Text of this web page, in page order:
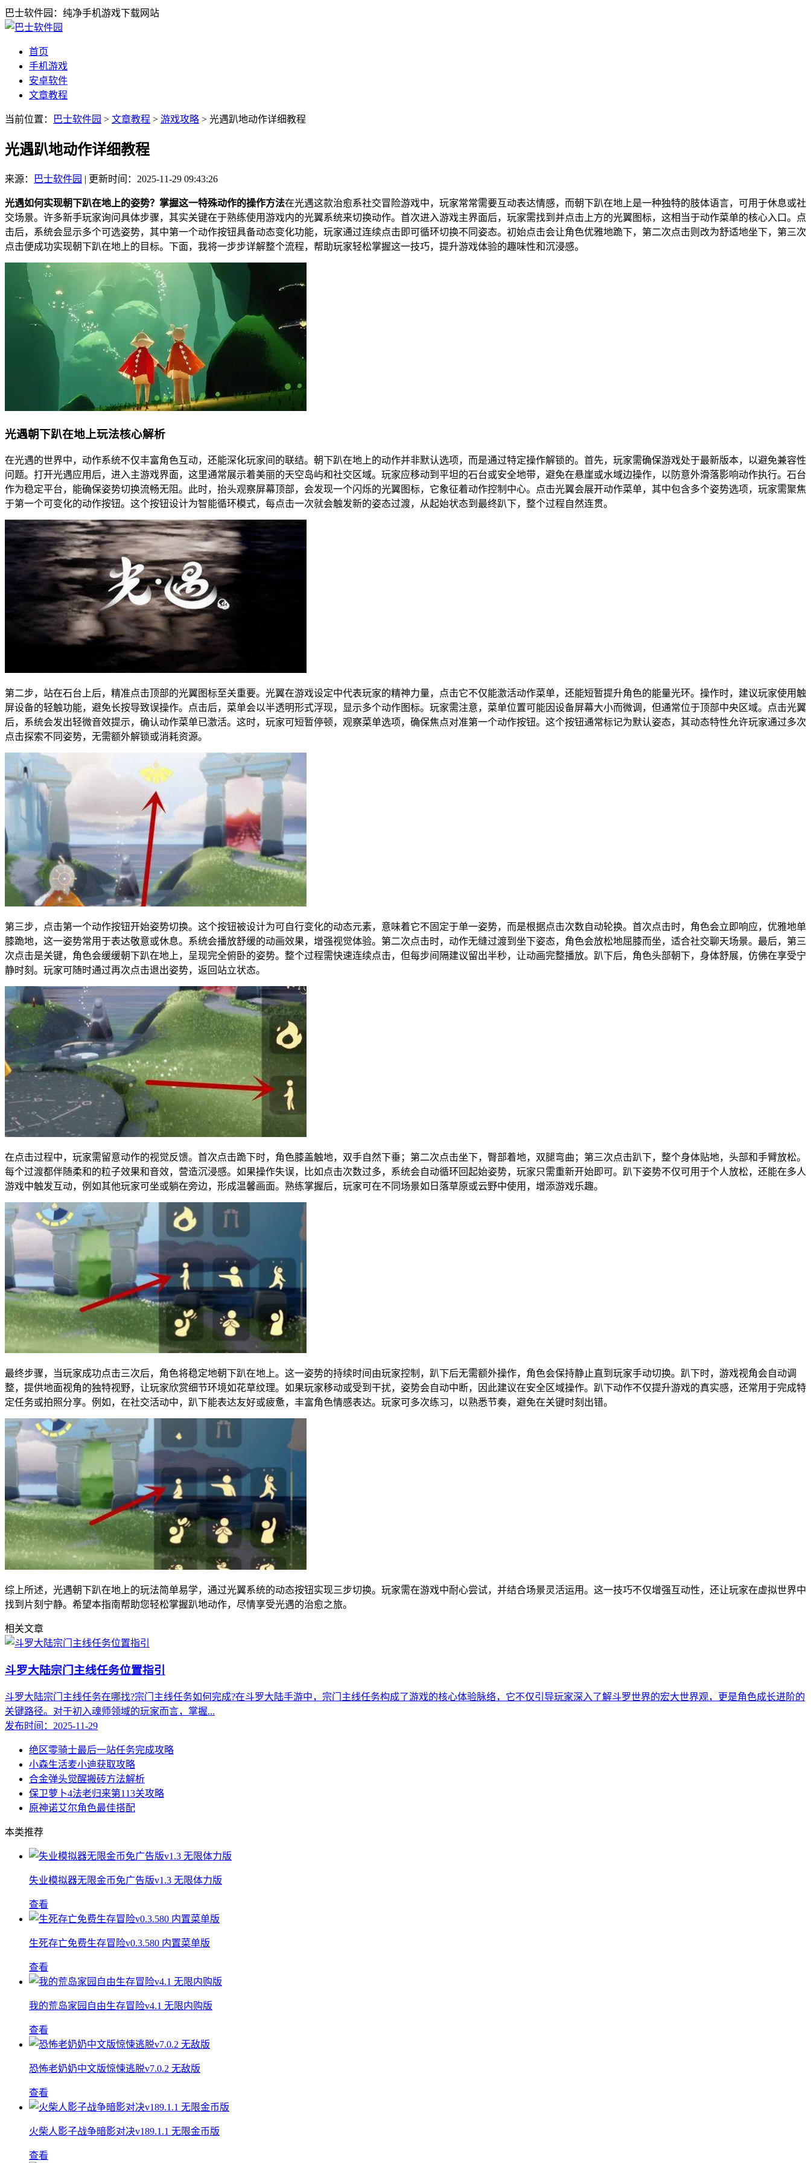
巴士软件园：纯净手机游戏下载网站
首页
手机游戏
安卓软件
文章教程
当前位置： 巴士软件园 > 文章教程 > 游戏攻略 > 光遇趴地动作详细教程
光遇趴地动作详细教程
来源： 巴士软件园 | 更新时间：2025-11-29 09:43:26
光遇如何实现朝下趴在地上的姿势？掌握这一特殊动作的操作方法在光遇这款治愈系社交冒险游戏中，玩家常常需要互动表达情感，而朝下趴在地上是一种独特的肢体语言，可用于休息或社
交场景。许多新手玩家询问具体步骤，其实关键在于熟练使用游戏内的光翼系统来切换动作。首次进入游戏主界面后，玩家需找到并点击上方的光翼图标，这相当于动作菜单的核心入口。点
击后，系统会显示多个可选姿势，其中第一个动作按钮具备动态变化功能，玩家通过连续点击即可循环切换不同姿态。初始点击会让角色优雅地跪下，第二次点击则改为舒适地坐下，第三次
点击便成功实现朝下趴在地上的目标。下面，我将一步步详解整个流程，帮助玩家轻松掌握这一技巧，提升游戏体验的趣味性和沉浸感。
光遇朝下趴在地上玩法核心解析
在光遇的世界中，动作系统不仅丰富角色互动，还能深化玩家间的联结。朝下趴在地上的动作并非默认选项，而是通过特定操作解锁的。首先，玩家需确保游戏处于最新版本，以避免兼容性
问题。打开光遇应用后，进入主游戏界面，这里通常展示着美丽的天空岛屿和社交区域。玩家应移动到平坦的石台或安全地带，避免在悬崖或水域边操作，以防意外滑落影响动作执行。石台
作为稳定平台，能确保姿势切换流畅无阻。此时，抬头观察屏幕顶部，会发现一个闪烁的光翼图标，它象征着动作控制中心。点击光翼会展开动作菜单，其中包含多个姿势选项，玩家需聚焦
于第一个可变化的动作按钮。这个按钮设计为智能循环模式，每点击一次就会触发新的姿态过渡，从起始状态到最终趴下，整个过程自然连贯。
第二步，站在石台上后，精准点击顶部的光翼图标至关重要。光翼在游戏设定中代表玩家的精神力量，点击它不仅能激活动作菜单，还能短暂提升角色的能量光环。操作时，建议玩家使用触
屏设备的轻触功能，避免长按导致误操作。点击后，菜单会以半透明形式浮现，显示多个动作图标。玩家需注意，菜单位置可能因设备屏幕大小而微调，但通常位于顶部中央区域。点击光翼
后，系统会发出轻微音效提示，确认动作菜单已激活。这时，玩家可短暂停顿，观察菜单选项，确保焦点对准第一个动作按钮。这个按钮通常标记为默认姿态，其动态特性允许玩家通过多次
点击探索不同姿势，无需额外解锁或消耗资源。
第三步，点击第一个动作按钮开始姿势切换。这个按钮被设计为可自行变化的动态元素，意味着它不固定于单一姿势，而是根据点击次数自动轮换。首次点击时，角色会立即响应，优雅地单
膝跪地，这一姿势常用于表达敬意或休息。系统会播放舒缓的动画效果，增强视觉体验。第二次点击时，动作无缝过渡到坐下姿态，角色会放松地屈膝而坐，适合社交聊天场景。最后，第三
次点击是关键，角色会缓缓朝下趴在地上，呈现完全俯卧的姿势。整个过程需快速连续点击，但每步间隔建议留出半秒，让动画完整播放。趴下后，角色头部朝下，身体舒展，仿佛在享受宁
静时刻。玩家可随时通过再次点击退出姿势，返回站立状态。
在点击过程中，玩家需留意动作的视觉反馈。首次点击跪下时，角色膝盖触地，双手自然下垂；第二次点击坐下，臀部着地，双腿弯曲；第三次点击趴下，整个身体贴地，头部和手臂放松。
每个过渡都伴随柔和的粒子效果和音效，营造沉浸感。如果操作失误，比如点击次数过多，系统会自动循环回起始姿势，玩家只需重新开始即可。趴下姿势不仅可用于个人放松，还能在多人
游戏中触发互动，例如其他玩家可坐或躺在旁边，形成温馨画面。熟练掌握后，玩家可在不同场景如日落草原或云野中使用，增添游戏乐趣。
最终步骤，当玩家成功点击三次后，角色将稳定地朝下趴在地上。这一姿势的持续时间由玩家控制，趴下后无需额外操作，角色会保持静止直到玩家手动切换。趴下时，游戏视角会自动调
整，提供地面视角的独特视野，让玩家欣赏细节环境如花草纹理。如果玩家移动或受到干扰，姿势会自动中断，因此建议在安全区域操作。趴下动作不仅提升游戏的真实感，还常用于完成特
定任务或拍照分享。例如，在社交活动中，趴下能表达友好或疲惫，丰富角色情感表达。玩家可多次练习，以熟悉节奏，避免在关键时刻出错。
综上所述，光遇朝下趴在地上的玩法简单易学，通过光翼系统的动态按钮实现三步切换。玩家需在游戏中耐心尝试，并结合场景灵活运用。这一技巧不仅增强互动性，还让玩家在虚拟世界中
找到片刻宁静。希望本指南帮助您轻松掌握趴地动作，尽情享受光遇的治愈之旅。
相关文章
斗罗大陆宗门主线任务位置指引
斗罗大陆宗门主线任务在哪找?宗门主线任务如何完成?在斗罗大陆手游中，宗门主线任务构成了游戏的核心体验脉络，它不仅引导玩家深入了解斗罗世界的宏大世界观，更是角色成长进阶的
关键路径。对于初入魂师领域的玩家而言，掌握...
发布时间：2025-11-29
绝区零骑士最后一站任务完成攻略
小森生活麦小迪获取攻略
合金弹头觉醒搬砖方法解析
保卫萝卜4法老归来第113关攻略
原神诺艾尔角色最佳搭配
本类推荐
失业模拟器无限金币免广告版v1.3 无限体力版
查看
生死存亡免费生存冒险v0.3.580 内置菜单版
查看
我的荒岛家园自由生存冒险v4.1 无限内购版
查看
恐怖老奶奶中文版惊悚逃脱v7.0.2 无敌版
查看
火柴人影子战争暗影对决v189.1.1 无限金币版
查看